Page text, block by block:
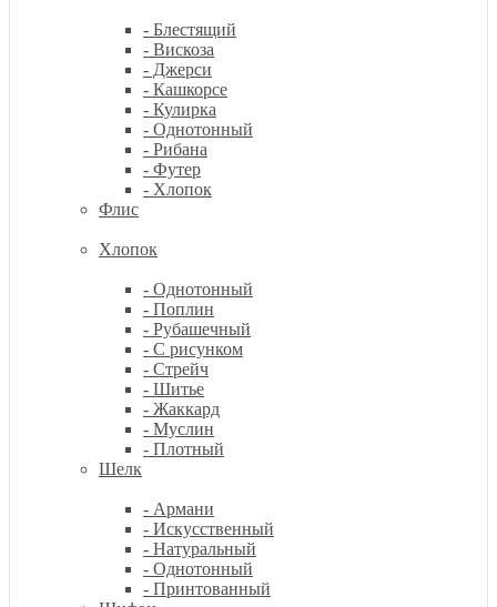
- Блестящий
- Вискоза
- Джерси
- Кашкорсе
- Кулирка
- Однотонный
- Рибана
- Футер
- Хлопок
Флис
Хлопок
- Однотонный
- Поплин
- Рубашечный
- С рисунком
- Стрейч
- Шитье
- Жаккард
- Муслин
- Плотный
Шелк
- Армани
- Искусственный
- Натуральный
- Однотонный
- Принтованный